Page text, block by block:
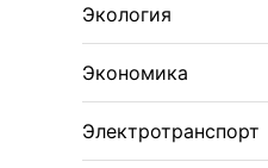
Экология
Экономика
Электротранспорт